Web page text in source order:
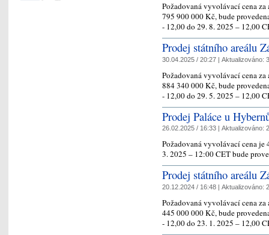
Požadovaná vyvolávací cena
795 900 000 Kč, bude
- 12,00 do 29. 8. 2025 – 12,00
Prodej státního areálu
30.04.2025 / 20:27 | Aktualizováno:
Požadovaná vyvolávací cena
884 340 000 Kč, bude
- 12,00 do 29. 5. 2025 – 12,00
Prodej Paláce u
26.02.2025 / 16:33 | Aktualizováno:
Požadovaná vyvolávací cena
3. 2025 – 12:00 CET bude
Prodej státního areálu
20.12.2024 / 16:48 | Aktualizováno:
Požadovaná vyvolávací cena
445 000 000 Kč, bude
- 12,00 do 23. 1. 2025 – 12,00